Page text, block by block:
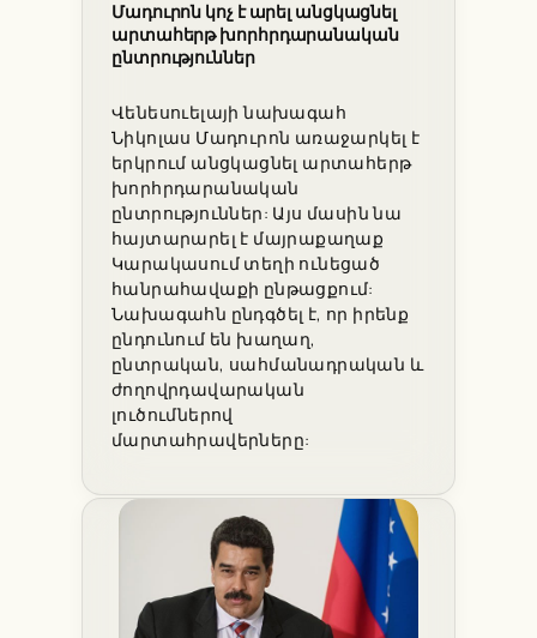
Մադուրոն կոչ է արել անցկացնել
արտահերթ խորհրդարանական
ընտրություններ
Վենեսուելայի նախագահ
Նիկոլաս Մադուրոն առաջարկել է
երկրում անցկացնել արտահերթ
խորհրդարանական
ընտրություններ: Այս մասին նա
հայտարարել է մայրաքաղաք
Կարակասում տեղի ունեցած
հանրահավաքի ընթացքում:
Նախագահն ընդգծել է, որ իրենք
ընդունում են խաղաղ,
ընտրական, սահմանադրական և
ժողովրդավարական
լուծումներով
մարտահրավերները: